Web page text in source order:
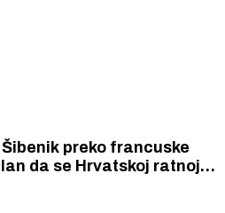
preko francuske
da se Hrvatskoj ratnoj